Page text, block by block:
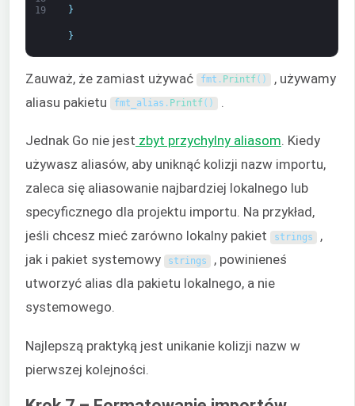
19
}
}
Zauważ, że zamiast używać fmt . Printf( ) , używamy
aliasu pakietu
fmt_alias . Printf( ) .
Jednak Go nie jest zbyt przychylny aliasom. Kiedy
używasz aliasów, aby uniknąć kolizji nazw importu,
zaleca się aliasowanie najbardziej lokalnego lub
specyficznego dla projektu importu. Na przykład,
jeśli chcesz mieć zarówno lokalny pakiet
strings ,
jak i pakiet systemowy
strings , powinieneś
utworzyć alias dla pakietu lokalnego, a nie
systemowego.
Najlepszą praktyką jest unikanie kolizji nazw w
pierwszej kolejności.